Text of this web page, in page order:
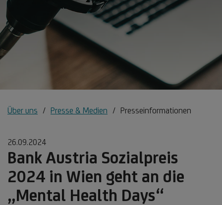
Über uns Presse & Medien Presseinformationen
26.09.2024
Bank Austria Sozialpreis
2024 in Wien geht an die
„Mental Health Days“